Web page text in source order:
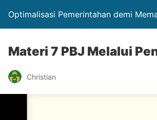
Optimalisasi Pemerintahan demi
Materi 7 PBJ Melalui
Christian